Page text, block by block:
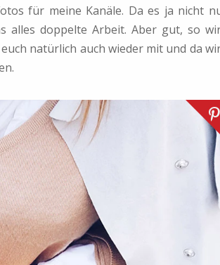
für meine Kanäle. Da es ja nicht
alles doppelte Arbeit. Aber gut, so
natürlich auch wieder mit und da